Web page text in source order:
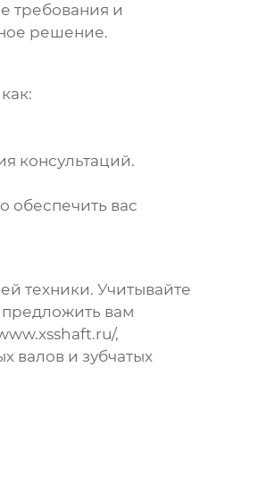
требования и
решение.
консультаций.
обеспечить вас
техники. Учитывайте
вам
,
валов и зубчатых